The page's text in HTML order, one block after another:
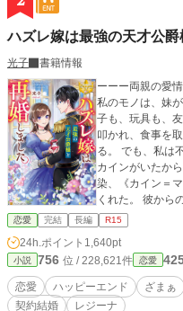
ハズレ嫁は最強の天才公爵
光子
書籍情報
ーーー両親の愛情は
私のモノは、妹
子も、玩具も、
叩かれ、食事を
る。 でも、私は不幸じゃなかった。 私には、幼馴染である、
カインがいたか
染、《カイン＝
くれた。 彼から
た。私を、あの家か
と結婚出来て、本当に幸
来ず、義母から
クス伯爵家の事
えいてくれれば、そ
ル》お姉様、ご
恋愛 完結 長編 R15
24h.ポイント 1,640pt
小説 756 位 / 228,621件 恋愛
恋愛 ハッピーエンド ざまぁ
契約結婚
レジーナ